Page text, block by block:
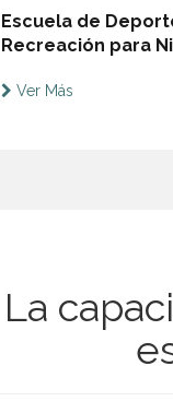
Escuela de
Recreación para
Ver Más
La